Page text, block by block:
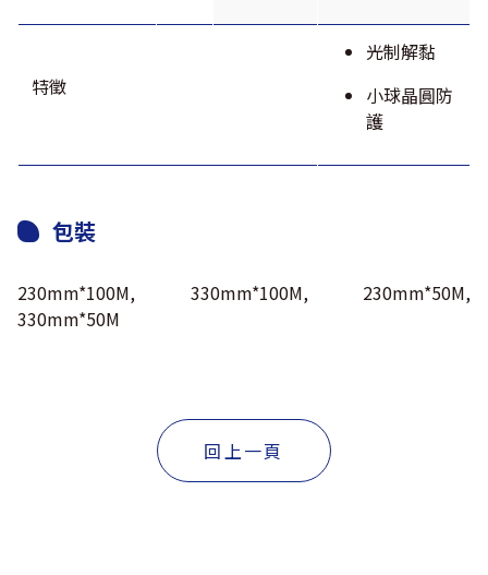
特徵
光制解黏
小球晶圓防
護
包裝
230mm*100M, 330mm*100M, 230mm*50M,
330mm*50M
回上一頁